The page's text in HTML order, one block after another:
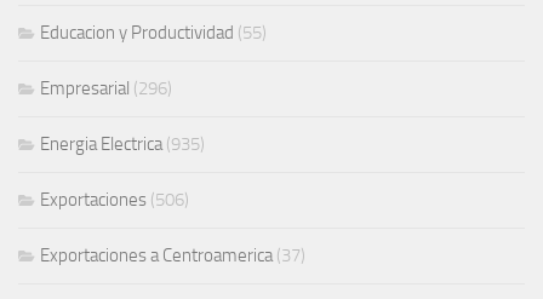
Educacion y Productividad (55)
Empresarial (296)
Energia Electrica(935)
Exportaciones (506)
Exportaciones a Centroamerica(37)